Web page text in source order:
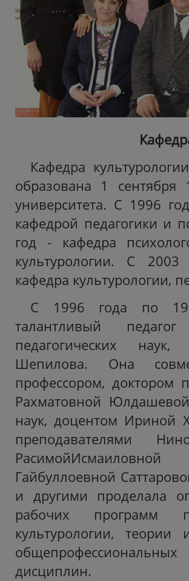
Кафедра
образована 1
университета. С 1996
кафедрой педагогики и
год - кафедра
культурологии. С
кафедра культурологии,
С 1996 года по
талантливый
педагогических
Шепилова. Она
профессором, доктором
Рахматовной
наук, доцентом Ириной
преподавателями
Гайбуллоевной
и другими проделала
рабочих программ
культурологии,
дисциплин.